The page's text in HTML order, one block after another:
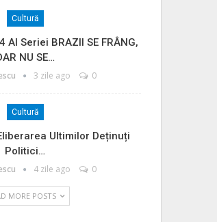
Cultură
Al Seriei BRAZII SE FRÂNG,
NU SE…
3 zile ago 0
Cultură
Ultimilor Deținuți
Politici…
4 zile ago 0
MORE POSTS